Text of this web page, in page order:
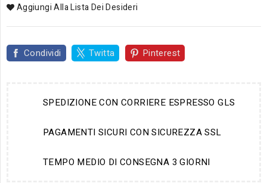
Aggiungi Alla Lista Dei Desideri
Condividi Twitta Pinterest
SPEDIZIONE CON CORRIERE ESPRESSO GLS
PAGAMENTI SICURI CON SICUREZZA SSL
TEMPO MEDIO DI CONSEGNA 3 GIORNI